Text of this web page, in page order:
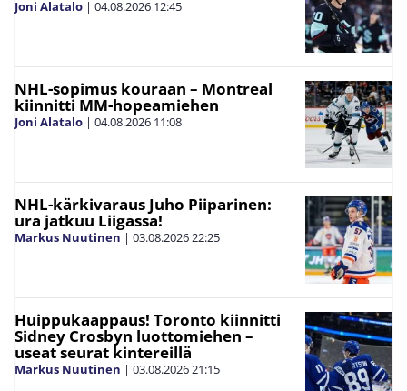
Joni Alatalo | 04.08.2026 12:45
NHL-sopimus kouraan – Montreal
kiinnitti MM-hopeamiehen
Joni Alatalo | 04.08.2026 11:08
NHL-kärkivaraus Juho Piiparinen:
ura jatkuu Liigassa!
Markus Nuutinen | 03.08.202622:25
Huippukaappaus! Toronto kiinnitti
Sidney Crosbyn luottomiehen –
useat seurat kintereillä
Markus Nuutinen | 03.08.202621:15